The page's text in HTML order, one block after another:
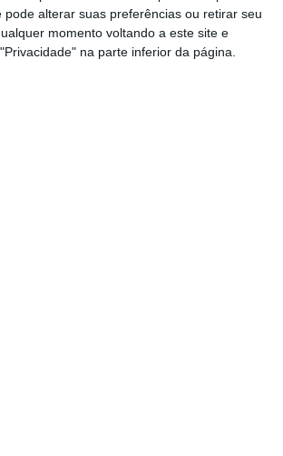
pode alterar suas preferências ou retirar seu
momento voltando a este site e
na parte inferior da página.
de secretariado e de serviço
de hotéis e escritórios e